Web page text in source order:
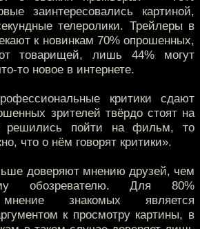
заинтересовались картиной,
телеролики. Трейлеры в
к новинкам 70% опрошенных,
товарищей, лишь 44% могут
то новое в интернете.
критики сдают
зрителей твёрдо стоят на
решились пойти на фильм, то
что о нём говорят критики».
доверяют мнению друзей, чем
обозревателю. Для 80%
мнение знакомых является
к просмотру картины, в